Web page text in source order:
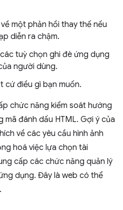
một phản hồi thay thế nếu
diễn ra chậm.
tuỳ chọn ghi đè ứng dụng
người dùng.
cứ điều gì bạn muốn.
chức năng kiểm soát hướng
đánh dấu HTML. Gợi ý của
về các yêu cầu hình ảnh
hoá việc lựa chọn tài
cấp các chức năng quản lý
dụng. Đây là web có thể